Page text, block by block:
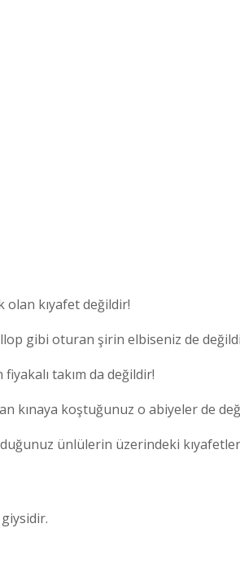
olan kıyafet değildir!
gibi oturan şirin elbiseniz de
takım da değildir!
kınaya koştuğunuz o abiyeler de
ünlülerin üzerindeki